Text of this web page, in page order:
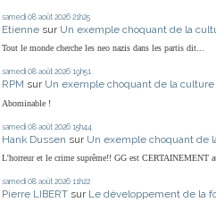
samedi 08 août 2026 21h25
Etienne sur Un exemple choquant de la
Tout le monde cherche les neo nazis dans les partis dit...
samedi 08 août 2026 19h51
RPM sur Un exemple choquant de la
Abominable !
samedi 08 août 2026 15h44
Hank Dussen sur Un exemple choquant de
L'horreur et le crime suprême!! GG est CERTAINEMENT
samedi 08 août 2026 11h22
Pierre LIBERT sur Le développement de la